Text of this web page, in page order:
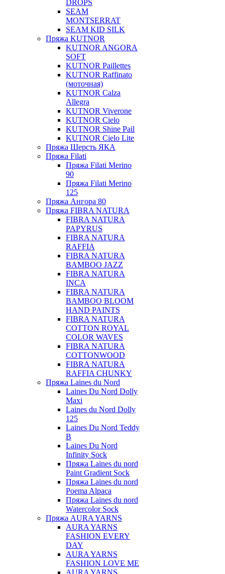
DROPS
SEAM
MONTSERRAT
SEAM KID SILK
Пряжа KUTNOR
KUTNOR ANGORA
SOFT
KUTNOR Paillettes
KUTNOR Raffinato
(моточная)
KUTNOR Calza
Allegra
KUTNOR Viverone
KUTNOR Cielo
KUTNOR Shine Pail
KUTNOR Cielo Lite
Пряжа Шерсть ЯКА
Пряжа Filati
Пряжа Filati Merino
90
Пряжа Filati Merino
125
Пряжа Ангора 80
Пряжа FIBRA NATURA
FIBRA NATURA
PAPYRUS
FIBRA NATURA
RAFFIA
FIBRA NATURA
BAMBOO JAZZ
FIBRA NATURA
INCA
FIBRA NATURA
BAMBOO BLOOM
HAND PAINTS
FIBRA NATURA
COTTON ROYAL
COLOR WAVES
FIBRA NATURA
COTTONWOOD
FIBRA NATURA
RAFFIA CHUNKY
Пряжа Laines du Nord
Laines Du Nord Dolly
Maxi
Laines du Nord Dolly
125
Laines Du Nord Teddy
B
Laines Du Nord
Infinity Sock
Пряжа Laines du nord
Paint Gradient Sock
Пряжа Laines du nord
Poema Alpaca
Пряжа Laines du nord
Watercolor Sock
Пряжа AURA YARNS
AURA YARNS
FASHION EVERY
DAY
AURA YARNS
FASHION LOVE ME
AURA YARNS